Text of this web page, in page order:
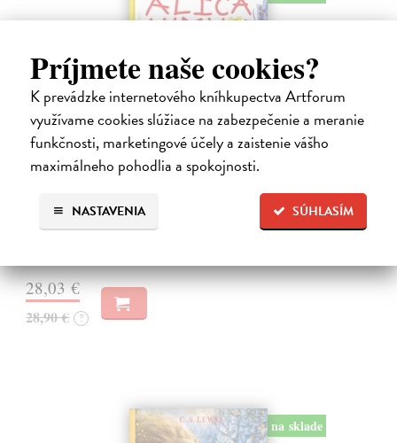
Príjmete naše cookies?
K prevádzke internetového kníhkupectva Artforum
využívame cookies slúžiace na zabezpečenie a meranie
funkčnosti, marketingové účely a zaistenie vášho
maximálneho pohodlia a spokojnosti.
SÚHLASÍM
NASTAVENIA
Alica a hmyz
Alica je zvedavá mačka, ktorá býva so zvedavým Andrejom. Obaja sú
fascinovaní ríšou hmyzu.
28,03 €
28,90 € ?
na sklade